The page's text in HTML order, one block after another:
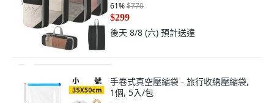
61%$770
$299
後天 8/8 (六) 預計送達
手卷式真空壓縮袋 - 旅行收納壓縮袋,
1個, 5入/包